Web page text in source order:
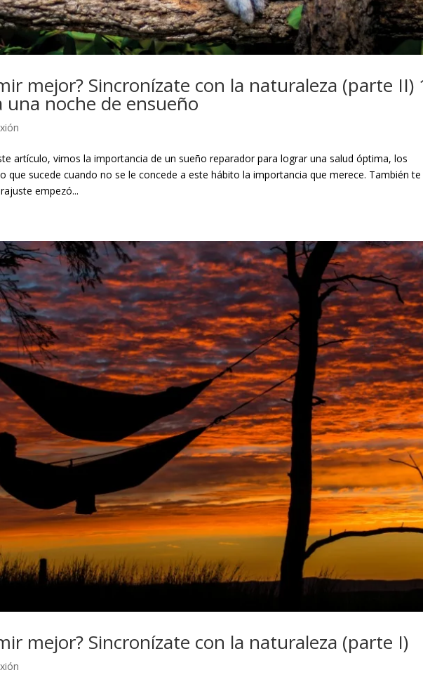
mejor? Sincronízate con la naturaleza (parte II)
una noche de ensueño
artículo, vimos la importancia de un sueño reparador para lograr una salud óptima, los
que sucede cuando no se le concede a este hábito la importancia que merece. También te
empezó...
mejor? Sincronízate con la naturaleza (parte I)